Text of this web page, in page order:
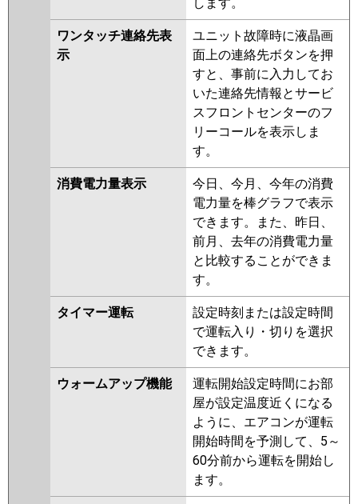
ワンタッチ連絡先表
示
ユニット故障時に液晶画
面上の連絡先ボタンを押
すと、事前に入力してお
いた連絡先情報とサービ
スフロントセンターのフ
リーコールを表示しま
す。
消費電力量表示
今日、今月、今年の消費
電力量を棒グラフで表示
できます。また、昨日、
前月、去年の消費電力量
と比較することができま
す。
タイマー運転
設定時刻または設定時間
で運転入り・切りを選択
できます。
ウォームアップ機能
運転開始設定時間にお部
屋が設定温度近くになる
ように、エアコンが運転
開始時間を予測して、5～
60分前から運転を開始し
ます。